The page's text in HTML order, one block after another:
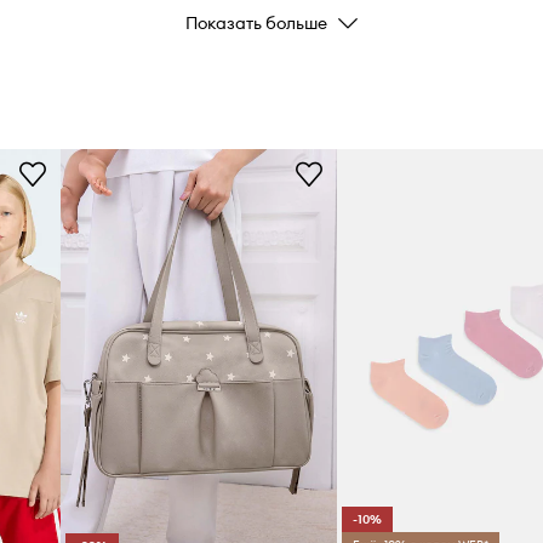
лучей, когда оно неПоказать больше
-10%